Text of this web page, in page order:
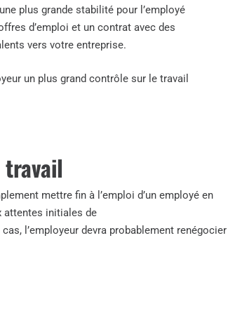
plus grande stabilité pour l’employé
d’emploi et un contrat avec des
vers votre entreprise.
un plus grand contrôle sur le travail
travail
mettre fin à l’emploi d’un employé en
attentes initiales de
l’employeur devra probablement renégocier